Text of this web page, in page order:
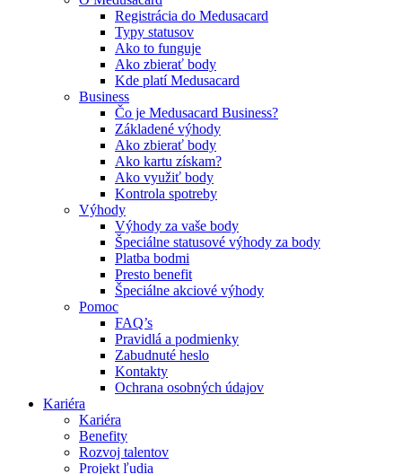
Registrácia do Medusacard
Typy statusov
Ako to funguje
Ako zbierať body
Kde platí Medusacard
Business
Čo je Medusacard Business?
Základené výhody
Ako zbierať body
Ako kartu získam?
Ako využiť body
Kontrola spotreby
Výhody
Výhody za vaše body
Špeciálne statusové výhody za body
Platba bodmi
Presto benefit
Špeciálne akciové výhody
Pomoc
FAQ’s
Pravidlá a podmienky
Zabudnuté heslo
Kontakty
Ochrana osobných údajov
Kariéra
Kariéra
Benefity
Rozvoj talentov
Projekt ľudia